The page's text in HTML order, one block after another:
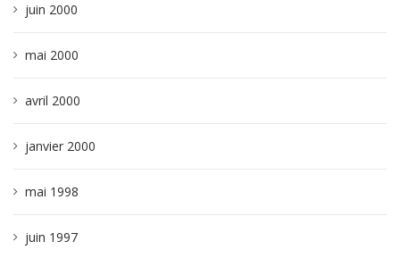
juin 2000
mai 2000
avril 2000
janvier 2000
mai 1998
juin 1997